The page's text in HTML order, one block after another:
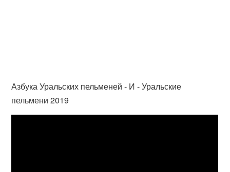
Азбука Уральских пельменей - И - Уральские
пельмени 2019